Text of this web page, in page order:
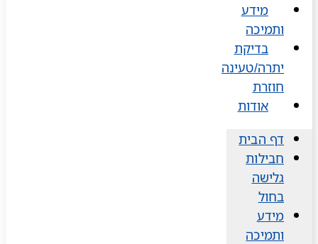
מידע
ותמיכה
בדיקת
יתרה/טעינה
חוזרת
אודות
דף הבית
חבילות
גלישה
בחול
מידע
ותמיכה